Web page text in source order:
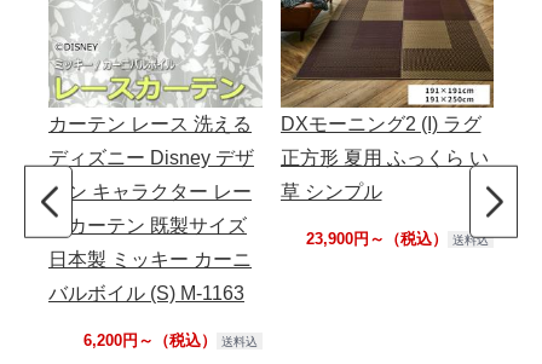
カーテン レース 洗える
ディズニー Disney デザ
イン キャラクター レー
スカーテン 既製サイズ
日本製 ミッキー カーニ
バルボイル (S) M-1163
6,200円～（税込） 送料込
DXモーニング2 (I) ラグ
正方形 夏用 ふっくら い
草 シンプル
23,900円～（税込） 送料込